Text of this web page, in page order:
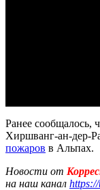
Ранее сообщалось,
Хиршванг-ан-дер-
пожаров в Альпах.
Новости от
на наш канал